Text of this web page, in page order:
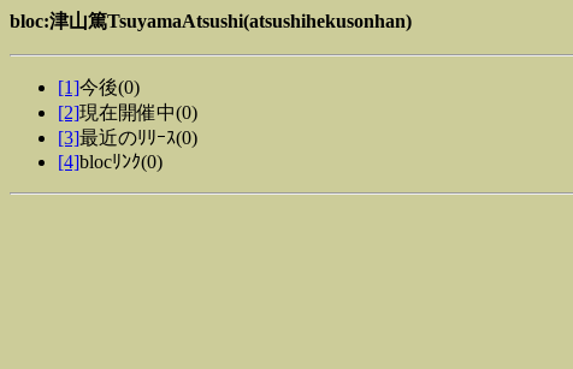
bloc:津山篤TsuyamaAtsushi(atsushihekusonhan)
[1]今後(0)
[2]現在開催中(0)
[3]最近のﾘﾘｰｽ(0)
[4]blocﾘﾝｸ(0)